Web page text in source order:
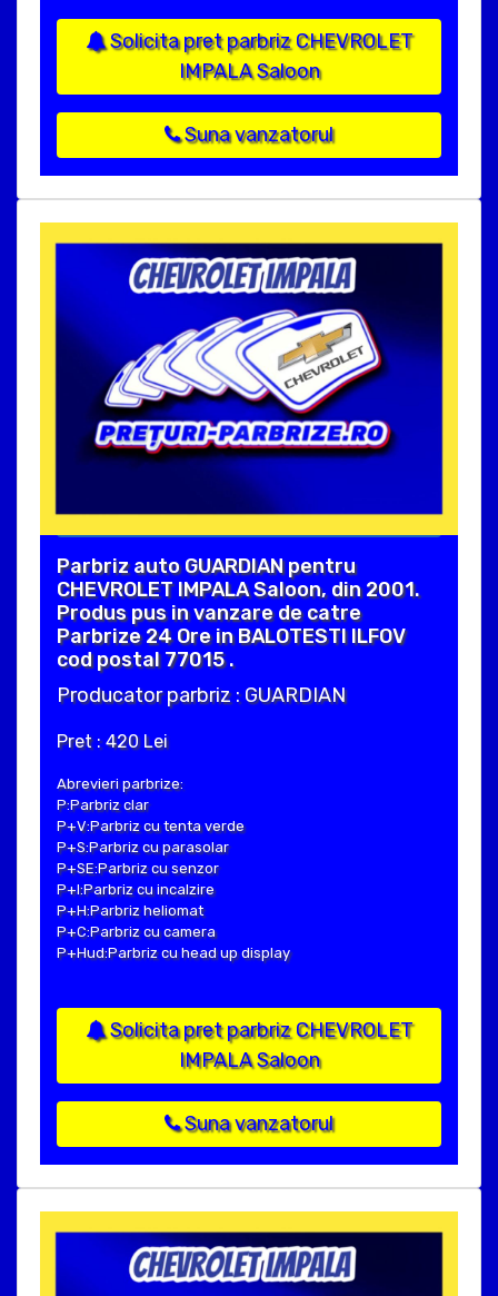
Solicita pret parbriz CHEVROLET
IMPALA Saloon
Suna vanzatorul
Parbriz auto GUARDIAN pentru
CHEVROLET IMPALA Saloon, din 2001.
Produs pus in vanzare de catre
Parbrize 24 Ore in BALOTESTI ILFOV
cod postal 77015 .
Producator parbriz : GUARDIAN
Pret : 420 Lei
Abrevieri parbrize:
P:Parbriz clar
P+V:Parbriz cu tenta verde
P+S:Parbriz cu parasolar
P+SE:Parbriz cu senzor
P+I:Parbriz cu incalzire
P+H:Parbriz heliomat
P+C:Parbriz cu camera
P+Hud:Parbriz cu head up display
Solicita pret parbriz CHEVROLET
IMPALA Saloon
Suna vanzatorul